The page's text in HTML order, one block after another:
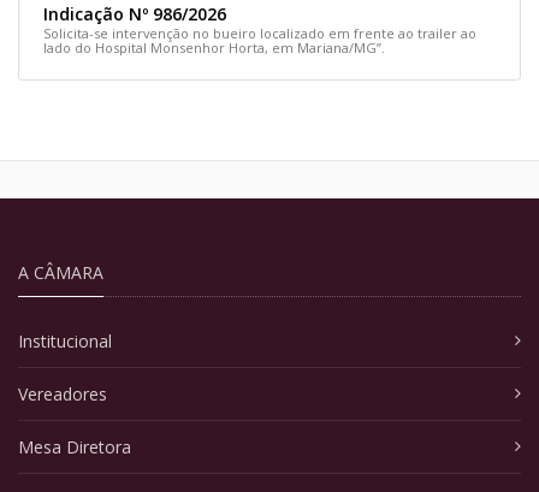
Indicação Nº 986/2026
Solicita-se intervenção no bueiro localizado em frente ao trailer ao
lado do Hospital Monsenhor Horta, em Mariana/MG”.
A CÂMARA
Institucional
Vereadores
Mesa Diretora